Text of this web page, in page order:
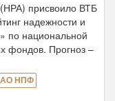
(НРА) присвоило ВТБ
надежности и
по национальной
фондов. Прогноз –
НПФ